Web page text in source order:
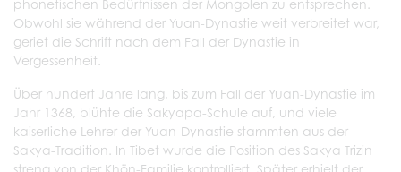
phonetischen Bedürfnissen der Mongolen zu entsprechen.
Obwohl sie während der Yuan-Dynastie weit verbreitet war,
geriet die Schrift nach dem Fall der Dynastie in
Vergessenheit.
Über hundert Jahre lang, bis zum Fall der Yuan-Dynastie im
Jahr 1368, blühte die Sakyapa-Schule auf, und viele
kaiserliche Lehrer der Yuan-Dynastie stammten aus der
Sakya-Tradition. In Tibet wurde die Position des Sakya Trizin